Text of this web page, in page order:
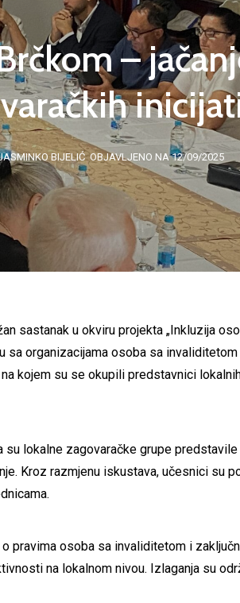
–
BIJELIĆ OBJAVLJENO NA 12/09/2025
sastanak u okviru projekta „Inkluzija
organizacijama osoba sa
kojem su se okupili predstavnici
lokalne zagovaračke grupe
Kroz razmjenu iskustava, učesnici su
pravima osoba sa invaliditetom i
na lokalnom nivou. Izlaganja su